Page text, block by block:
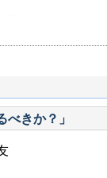
る。
べきか？」